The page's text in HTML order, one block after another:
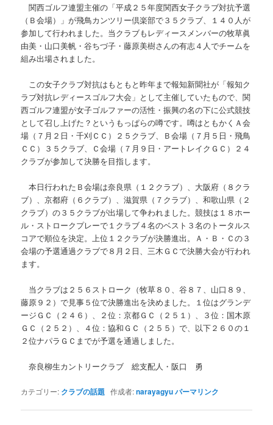
関西ゴルフ連盟主催の「平成２５年度関西女子クラブ対抗予選
（Ｂ会場）」が飛鳥カンツリー倶楽部で３５クラブ、１４０人が
参加して行われました。当クラブもレディースメンバーの牧草眞
由美・山口美帆・谷ちづ子・藤原美樹さんの有志４人でチームを
組み出場されました。
この女子クラブ対抗はもともと昨年まで報知新聞社が「報知ク
ラブ対抗レディースゴルフ大会」として主催していたもので、関
西ゴルフ連盟が女子ゴルファーの活性・振興の名の下に公式競技
として召し上げた？というもっぱらの噂です。噂はともかくＡ会
場（７月２日・千刈ＣＣ）２５クラブ、Ｂ会場（７月５日・飛鳥
ＣＣ）３５クラブ、Ｃ会場（７月９日・アートレイクＧＣ）２４
クラブが参加して決勝を目指します。
本日行われたＢ会場は奈良県（１２クラブ）、大阪府（８クラ
ブ）、京都府（６クラブ）、滋賀県（７クラブ）、和歌山県（２
クラブ）の３５クラブが出場して争われました。競技は１８ホー
ル・ストロークプレーで１クラブ４名のベスト３名のトータルス
コアで順位を決定。上位１２クラブが決勝進出。Ａ・Ｂ・Ｃの３
会場の予選通過クラブで８月２日、三木ＧＣで決勝大会が行われ
ます。
当クラブは２５６ストローク（牧草８０、谷８７、山口８９、
藤原９２）で見事５位で決勝進出を決めました。１位はグランデ
ージＧＣ（２４６）、２位：京都ＧＣ（２５１）、３位：国木原
ＧＣ（２５２）、４位：協和ＧＣ（２５５）で、以下２６０の１
２位ナパラＧＣまでが予選を通過しました。
奈良柳生カントリークラブ 総支配人・阪口 勇
カテゴリー: クラブの話題 作成者:narayagyuパーマリンク